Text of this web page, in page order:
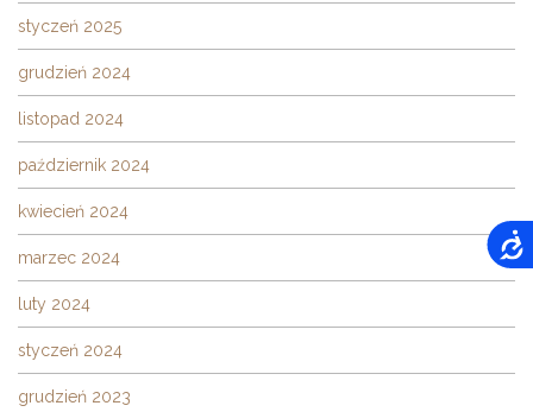
styczeń 2025
grudzień 2024
listopad 2024
październik 2024
kwiecień 2024
marzec 2024
luty 2024
styczeń 2024
grudzień 2023